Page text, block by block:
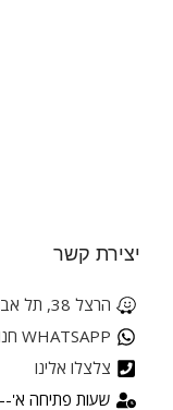
יצירת קשר
הרצל 38, תל אביב
WHATSAPP חנות
צלצלו אלינו
שעות פתיחה א'--ה' -09:00-18:00 ימי ו'